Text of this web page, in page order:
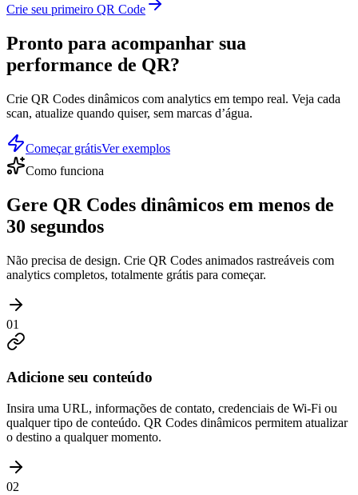
Crie seu primeiro QR Code
Pronto para acompanhar sua
performance de QR?
Crie QR Codes dinâmicos com analytics em tempo real. Veja cada
scan, atualize quando quiser, sem marcas d’água.
Começar grátisVer exemplos
Como funciona
Gere QR Codes dinâmicos em menos de
30 segundos
Não precisa de design. Crie QR Codes animados rastreáveis com
analytics completos, totalmente grátis para começar.
01
Adicione seu conteúdo
Insira uma URL, informações de contato, credenciais de Wi‑Fi ou
qualquer tipo de conteúdo. QR Codes dinâmicos permitem atualizar
o destino a qualquer momento.
02